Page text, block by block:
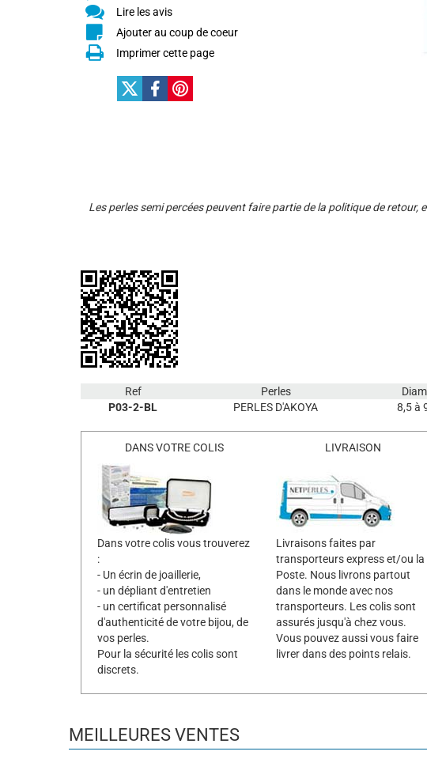
Lire les avis
Ajouter au coup de coeur
Imprimer cette page
Les perles semi percées peuvent faire partie de la politique de
Ref Perles
P03-2-BL
PERLES D'AKOYA 8,5 à
DANS VOTRE COLIS
Dans votre colis vous trouverez
:
- Un écrin de joaillerie,
- un dépliant d'entretien
- un certificat personnalisé
d'authenticité de votre bijou, de
vos perles.
Pour la sécurité les colis sont
discrets.
LIVRAISON
Livraisons faites par
transporteurs express et/ou la
Poste. Nous livrons partout
dans le monde avec nos
transporteurs. Les colis sont
assurés jusqu'à chez vous.
Vous pouvez aussi vous faire
livrer dans des points relais.
MEILLEURES VENTES